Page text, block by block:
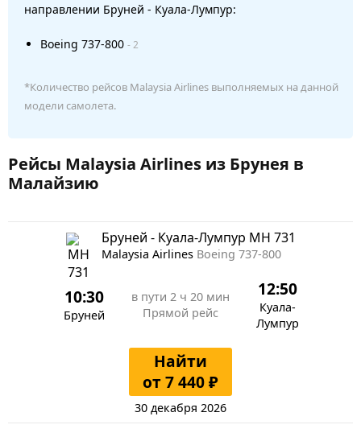
направлении Бруней - Куала-Лумпур:
Boeing 737-800 - 2
*Количество рейсов Malaysia Airlines выполняемых на данной
модели самолета.
Рейсы Malaysia Airlines из Брунея в
Малайзию
Бруней - Куала-Лумпур MH 731
Malaysia Airlines Boeing 737-800
10:30
Бруней
в пути 2 ч 20 мин
Прямой рейс
12:50
Куала-
Лумпур
Найти
от 7 440 ₽
30 декабря 2026